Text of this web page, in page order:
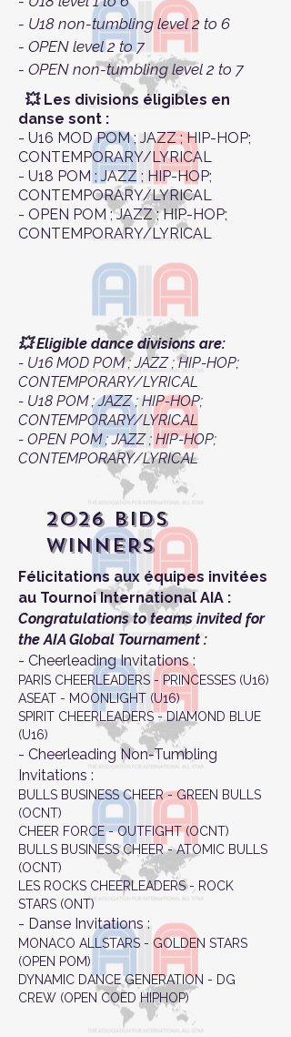
- U18 non-tumbling level 2 to 6
- OPEN level 2 to 7
- OPEN non-tumbling level 2 to 7
💥 Les divisions éligibles en
danse sont :
- U16 MOD POM ; JAZZ ; HIP-HOP;
CONTEMPORARY/LYRICAL
- U18 POM ; JAZZ ; HIP-HOP;
CONTEMPORARY/LYRICAL
- OPEN POM ; JAZZ ; HIP-HOP;
CONTEMPORARY/LYRICAL
💥 Eligible dance divisions are:
- U16 MOD POM ; JAZZ ; HIP-HOP;
CONTEMPORARY/LYRICAL
- U18 POM ; JAZZ ; HIP-HOP;
CONTEMPORARY/LYRICAL
- OPEN POM ; JAZZ ; HIP-HOP;
CONTEMPORARY/LYRICAL
2026 BIDS
WINNERS
Félicitations aux équipes invitées
au Tournoi International AIA :​
Congratulations to teams invited for
the AIA Global Tournament :​
- Cheerleading Invitations :
PARIS CHEERLEADERS - PRINCESSES (U16)
ASEAT - MOONLIGHT (U16)
SPIRIT CHEERLEADERS - DIAMOND BLUE
(U16)
- Cheerleading Non-Tumbling
Invitations :
BULLS BUSINESS CHEER - GREEN BULLS
(OCNT)
CHEER FORCE - OUTFIGHT (OCNT)
BULLS BUSINESS CHEER - ATOMIC BULLS
(OCNT)
LES ROCKS CHEERLEADERS - ROCK
STARS (ONT)
​- Danse​ Invitations :
MONACO ALLSTARS - GOLDEN STARS
(OPEN POM)
DYNAMIC DANCE GENERATION - DG
CREW (OPEN COED HIPHOP)